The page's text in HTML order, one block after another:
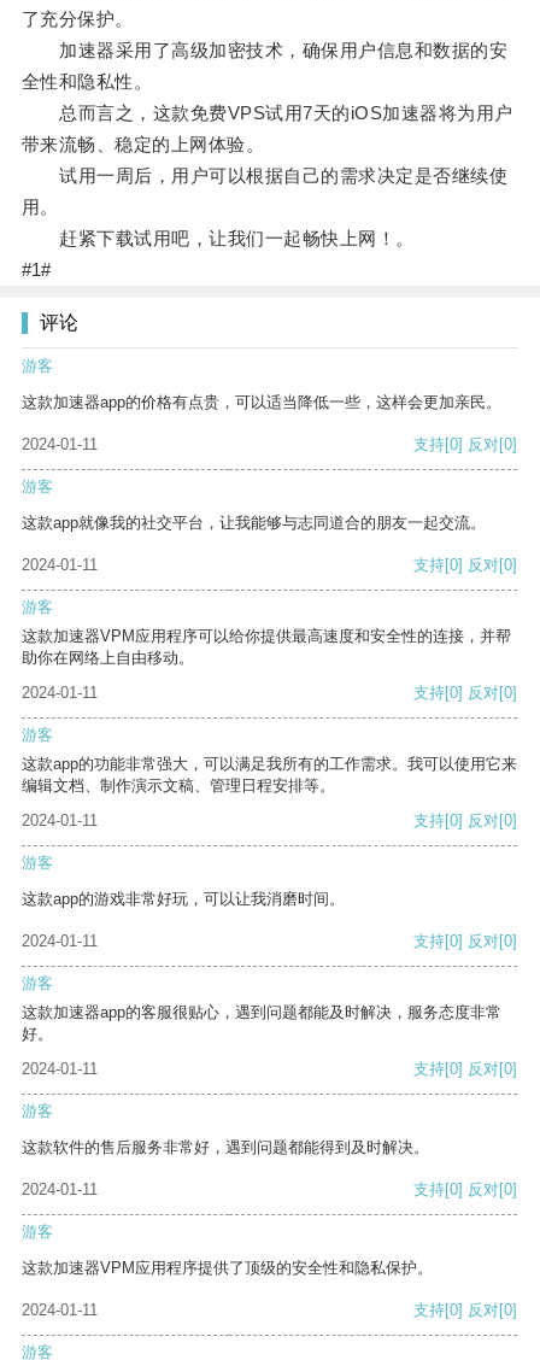
了充分保护。
加速器采用了高级加密技术，确保用户信息和数据的安
全性和隐私性。
总而言之，这款免费VPS试用7天的iOS加速器将为用户
带来流畅、稳定的上网体验。
试用一周后，用户可以根据自己的需求决定是否继续使
用。
赶紧下载试用吧，让我们一起畅快上网！。
#1#
评论
游客
这款加速器app的价格有点贵，可以适当降低一些，这样会更加亲民。
2024-01-11 支持[0] 反对[0]
游客
这款app就像我的社交平台，让我能够与志同道合的朋友一起交流。
2024-01-11 支持[0] 反对[0]
游客
这款加速器VPM应用程序可以给你提供最高速度和安全性的连接，并帮
助你在网络上自由移动。
2024-01-11
支持[0] 反对[0]
游客
这款app的功能非常强大，可以满足我所有的工作需求。我可以使用它来
编辑文档、制作演示文稿、管理日程安排等。
2024-01-11
支持[0] 反对[0]
游客
这款app的游戏非常好玩，可以让我消磨时间。
2024-01-11 支持[0] 反对[0]
游客
这款加速器app的客服很贴心，遇到问题都能及时解决，服务态度非常
好。
2024-01-11
支持[0] 反对[0]
游客
这款软件的售后服务非常好，遇到问题都能得到及时解决。
2024-01-11 支持[0] 反对[0]
游客
这款加速器VPM应用程序提供了顶级的安全性和隐私保护。
2024-01-11 支持[0] 反对[0]
游客